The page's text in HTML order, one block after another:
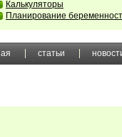
Калькуляторы
Планирование
статьи